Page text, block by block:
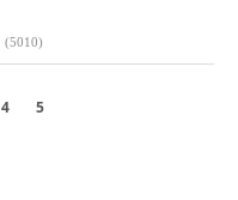
(5010)
4 5